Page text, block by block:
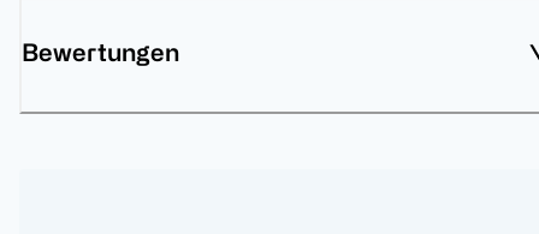
Bewertungen